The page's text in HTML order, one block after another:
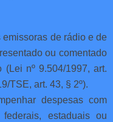
de rádio e de
ou comentado
(Lei nº 9.504/1997, art.
TSE, art. 43, § 2º).
despesas com
estaduais ou